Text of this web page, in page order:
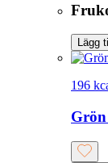
Lägg
196